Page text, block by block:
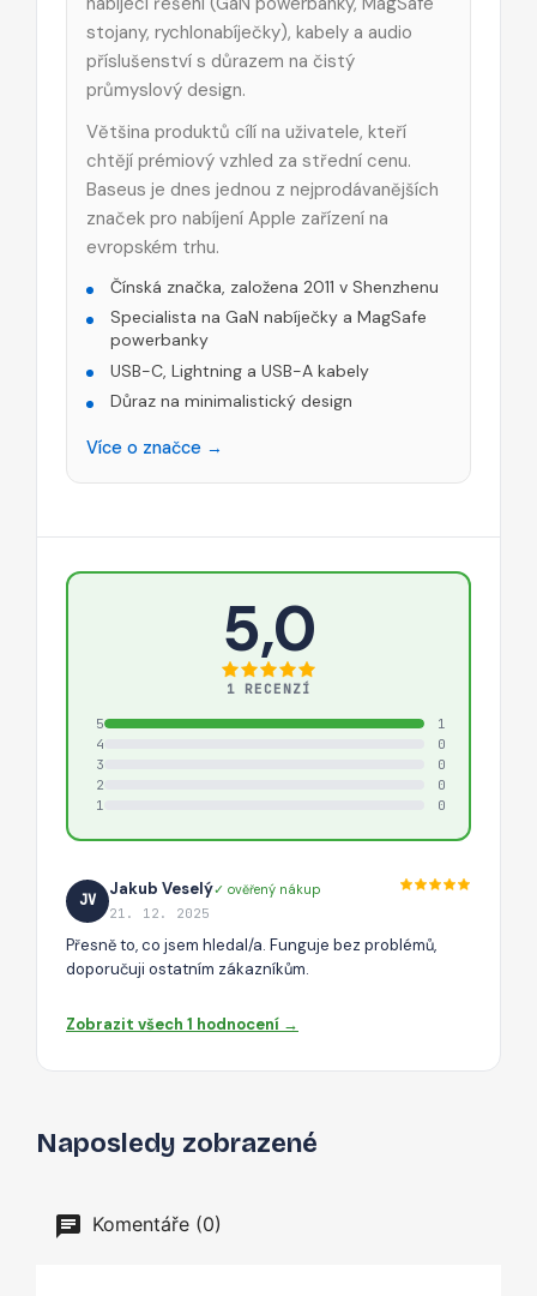
stojany, rychlonabíječky), kabely a audio
příslušenství s důrazem na čistý
průmyslový design.
Většina produktů cílí na uživatele, kteří
chtějí prémiový vzhled za střední cenu.
Baseus je dnes jednou z nejprodávanějších
značek pro nabíjení Apple zařízení na
evropském trhu.
Čínská značka, založena 2011 v Shenzhenu
Specialista na GaN nabíječky a MagSafe
powerbanky
USB-C, Lightning a USB-A kabely
Důraz na minimalistický design
Více o značce →
5,0
1 RECENZÍ
5
1
4
0
3
0
2
0
1
0
JV
Jakub Veselý✓ ověřený nákup
21. 12. 2025
Přesně to, co jsem hledal/a. Funguje bez problémů,
doporučuji ostatním zákazníkům.
Zobrazit všech 1 hodnocení →
Naposledy zobrazené
Komentáře (0)